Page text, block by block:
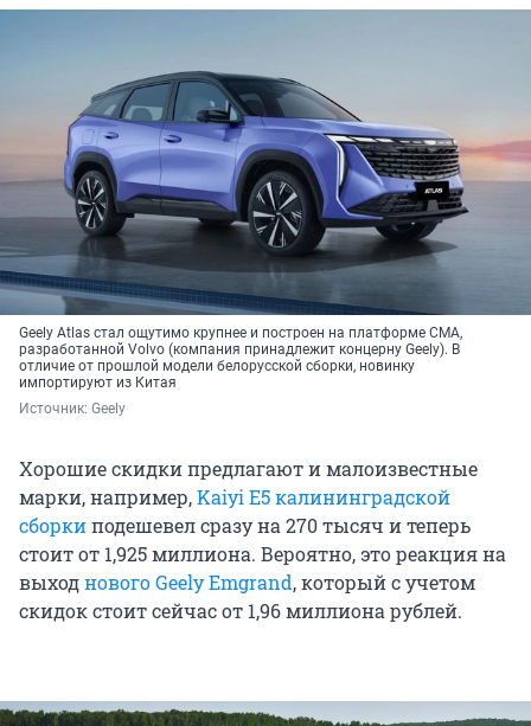
Geely Atlas стал ощутимо крупнее и построен на платформе CMA,
разработанной Volvo (компания принадлежит концерну Geely). В
отличие от прошлой модели белорусской сборки, новинку
импортируют из Китая
Источник: Geely
Хорошие скидки предлагают и малоизвестные
марки, например,Kaiyi E5 калининградской
сборкиподешевел сразу на 270 тысяч и теперь
стоит от 1,925 миллиона. Вероятно, это реакция на
выходнового Geely Emgrand, который с учетом
скидок стоит сейчас от 1,96 миллиона рублей.